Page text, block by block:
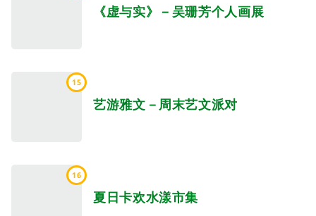
《虚与实》－吴珊芳个人画展
15
艺游雅文－周末艺文派对
16
夏日卡欢水漾市集